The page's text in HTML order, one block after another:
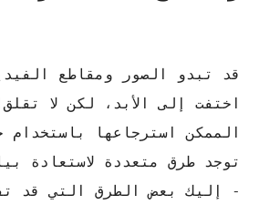
قد تبدو الصور ومقاطع
اختفت إلى الأبد، لكن لا
الممكن استرجاعها باستخدام
توجد طرق متعددة لاستعادة
- إليك بعض الطرق التي قد